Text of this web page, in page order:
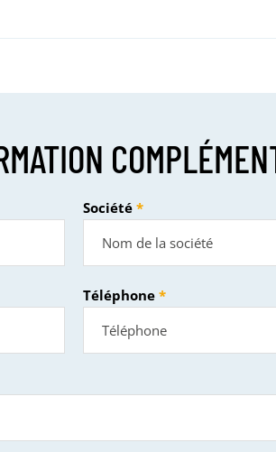
Société
Téléphone